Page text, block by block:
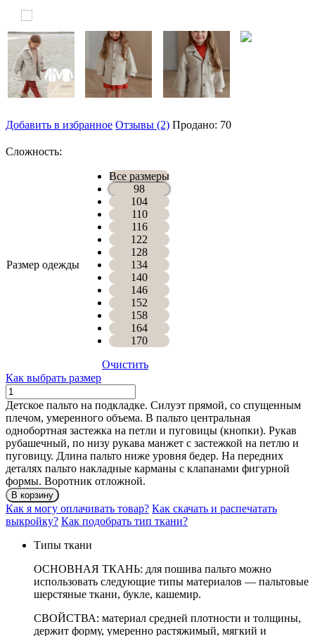
Добавить в избранное Отзывы (2) Продано: 70
Сложность:
Размер одежды
Все размеры
98
104
110
116
122
128
134
140
146
152
158
164
170
Очистить
Как выбрать размер
Количество
ПАЛЬТО
АЛЕКС
Детское пальто на подкладке. Силуэт прямой, со спущенным
плечом, умеренного объема. В пальто центральная
однобортная застежка на петли и пуговицы (кнопки). Рукав
рубашечный, по низу рукава манжет с застежкой на петлю и
пуговицу. Длина пальто ниже уровня бедер. На передних
деталях пальто накладные карманы с клапанами фигурной
формы. Воротник отложной.
В корзину
Как я могу оплачивать товар? Как скачать и распечатать
выкройку? Как подобрать тип ткани?
Типы ткани
ОСНОВНАЯ ТКАНЬ: для пошива пальто можно
использовать следующие типы материалов — пальтовые
шерстяные ткани, букле, кашемир.
СВОЙСТВА: материал средней плотности и толщины,
держит форму, умеренно растяжимый, мягкий и